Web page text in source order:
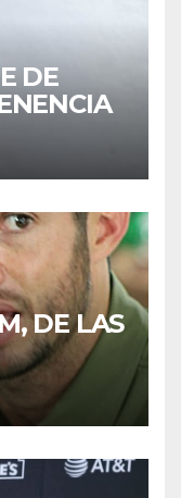
DE
DE LAS